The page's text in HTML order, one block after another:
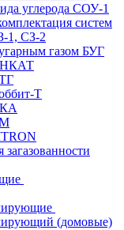
углерода СОУ-1
систем
1, СЗ-2
газом БУГ
Т
(домовые)